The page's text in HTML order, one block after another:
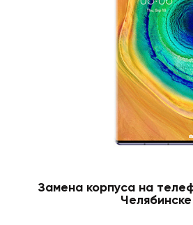
Замена корпуса на
Челябинске